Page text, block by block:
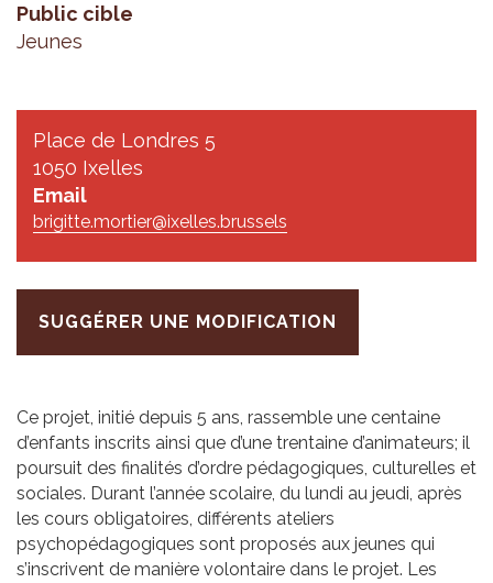
Public cible
Jeunes
Place de Londres 5
1050 Ixelles
Email
brigitte.mortier@ixelles.brussels
SUGGÉRER UNE MODIFICATION
Ce projet, initié depuis 5 ans, rassemble une centaine
d’enfants inscrits ainsi que d’une trentaine d’animateurs; il
poursuit des finalités d’ordre pédagogiques, culturelles et
sociales. Durant l’année scolaire, du lundi au jeudi, après
les cours obligatoires, différents ateliers
psychopédagogiques sont proposés aux jeunes qui
s’inscrivent de manière volontaire dans le projet. Les